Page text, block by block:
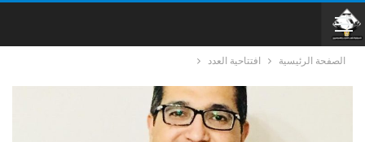
الصفحة الرئيسية افتتاحية العدد